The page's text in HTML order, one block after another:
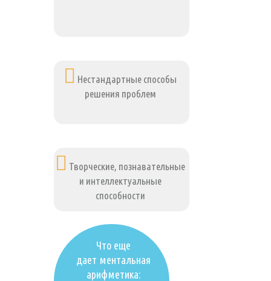
Нестандартные способы
решения проблем
Творческие, познавательные
и интеллектуальные
способности
Что еще
дает ментальная
арифметика: